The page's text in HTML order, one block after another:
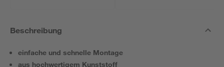
Beschreibung
einfache und schnelle Montage
aus hochwertigem Kunststoff